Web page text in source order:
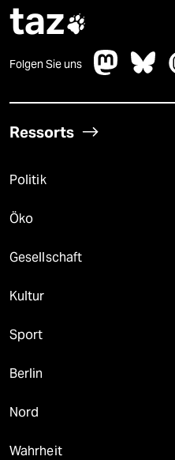
taz
Folgen Sie uns
Ressorts
Politik
Öko
Gesellschaft
Kultur
Sport
Berlin
Nord
Wahrheit